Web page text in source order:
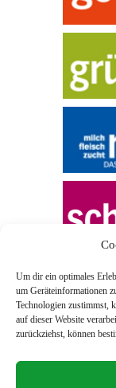
Um dir ein optimales
um Geräteinformationen
Technologien zustimmst,
auf dieser Website
zurückziehst, können